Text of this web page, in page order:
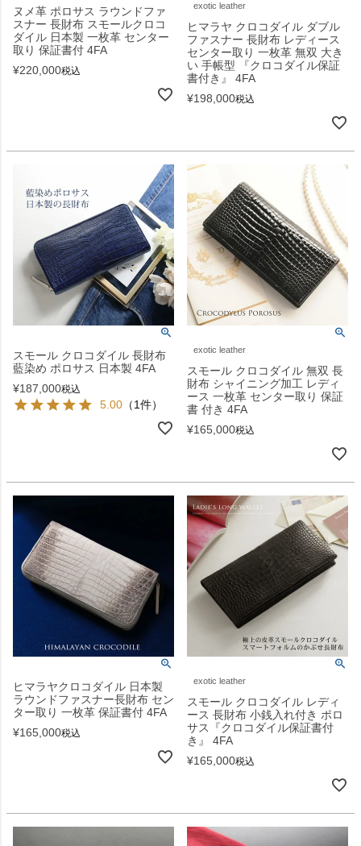
ヌメ革 ポロサス ラウンドファ
スナー 長財布 スモールクロコ
ダイル 日本製 一枚革 センター
取り 保証書付 4FA
¥220,000税込
exotic leather
ヒマラヤ クロコダイル ダブル
ファスナー 長財布 レディース
センター取り 一枚革 無双 大き
い 手帳型 『クロコダイル保証
書付き』 4FA
¥198,000税込
スモール クロコダイル 長財布
藍染め ポロサス 日本製 4FA
¥187,000税込
5.00 （1件）
exotic leather
スモール クロコダイル 無双 長
財布 シャイニング加工 レディ
ース 一枚革 センター取り 保証
書 付き 4FA
¥165,000税込
ヒマラヤクロコダイル 日本製
ラウンドファスナー長財布 セン
ター取り 一枚革 保証書付 4FA
¥165,000税込
exotic leather
スモール クロコダイル レディ
ース 長財布 小銭入れ付き ポロ
サス『クロコダイル保証書付
き』 4FA
¥165,000税込